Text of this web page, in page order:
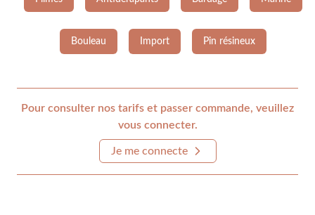
Bouleau Import Pin résineux
Pour consulter nos tarifs et passer commande, veuillez
vous connecter.
Je me connecte